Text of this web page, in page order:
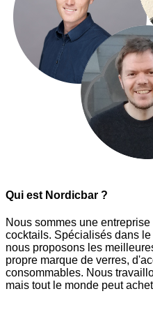
Qui est Nordicbar ?
Nous sommes une
cocktails. Spécialisés dans
nous proposons les
propre marque de verres,
consommables. Nous
mais tout le monde peut